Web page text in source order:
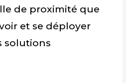
de proximité que
et se déployer
solutions